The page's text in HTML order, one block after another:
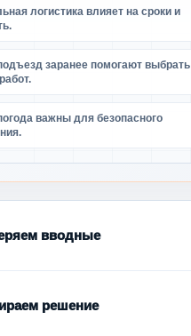
логистика влияет на сроки и
заранее помогают выбрать
важны для безопасного
вводные
решение